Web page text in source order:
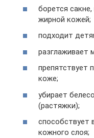
борется
жирной кожей;
подходит
разглаживает
препятствует
коже;
убирает
(растяжки);
способствует
кожного слоя;